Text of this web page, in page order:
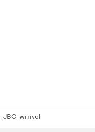
JBC-winkel